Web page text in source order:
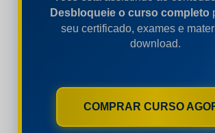
Desbloqueie o curso completo
seu certificado, exames e
download.
COMPRAR CURSO